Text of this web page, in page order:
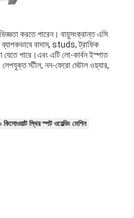
করতে পারেন। বায়ুসংক্রান্ত এসি
বাদাম, studs, ট্রাফিক
যেতে পারে।এবং এটি লো-কার্বন ইস্পাত
স্টীল, নন-ফেরো মেটাল ওয়্যার,
কিলোওয়াট স্থির স্পট ওয়েল্ডিং মেশিন